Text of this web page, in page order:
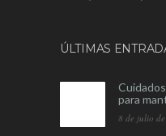
ÚLTIMAS
para
8 de julio